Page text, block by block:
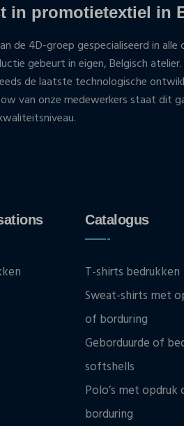
in promotietextiel in
de 4D-groep gespecialiseerd in
gebeurt in eigen, Belgisch
de laatste technologische
van onze medewerkers staat dit
Catalogus
T-shirts bedrukken
Sweat-shirts met
of borduring
Geborduurde of
softshells
Polo’s met opdruk
borduring